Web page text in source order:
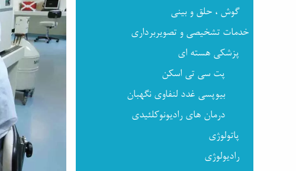
گوش ، حلق و بینی
خدمات تشخیصی و تصویربرداری
پزشکی هسته ای
پت سی تی اسکن
بیوپسی غدد لنفاوی نگهبان
درمان های رادیونوکلئیدی
پاتولوژی
رادیولوژی